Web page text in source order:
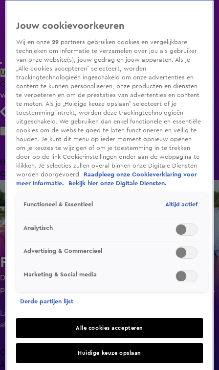
Uitzending Gemist Populaire programma's Zenders Genres
ClipsFilmsRadioSmart TV inlogShop
Volg KIJK
Zoeken
HomeUitzending Gemist Programma's De Bondgenoten
OranjezomerLivestreamsShop
Familie Gillis: Massa is Kassa
De familie Gillis wordt gevolgd bij al hun persoonlijke
perikelen terwijl ze hun vakantieparken draaiend proberen
te houden.
Laatste
aflevering
Overzicht
Afleveringen
Jouw cookievoorkeuren
Wij en onze29 partners gebruiken cookies en vergelijkbare
technieken om informatie te verzamelen over jou als gebruiker
van onze website(s), jouw gedrag en jouw apparaten. Als je
„Alle cookies accepteren” selecteert, worden
trackingtechnologieën ingeschakeld om onze advertenties en
content te kunnen personaliseren, onze producten en diensten
te verbeteren en om de prestaties van advertenties en content
te meten. Als je „Huidige keuze opslaan” selecteert of je
toestemming intrekt, worden deze trackingtechnologieën
uitgeschakeld. We gebruiken dan enkel functionele en essentiële
cookies om de website goed te laten functioneren en veilig te
houden. Je kunt dit menu op ieder moment opnieuw openen
om je keuzes te wijzigen of om je toestemming in te trekken
door op de link Cookie-instellingen onder aan de webpagina te
klikken. Je selecties zullen overal binnen onze Digitale Diensten
worden doorgevoerd.
Raadpleeg onze Cookieverklaring voor
meer informatie.
Bekijk hier onze Digitale Diensten.
Functioneel & Essentieel Altijd actief
Analytisch
Advertising & Commercieel
Marketing & Social media
Derde partijen lijst
Alle cookies accepteren
Huidige keuze opslaan